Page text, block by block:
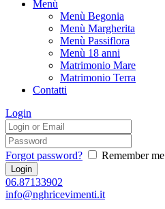
Menù
Menù Begonia
Menù Margherita
Menù Passiflora
Menù 18 anni
Matrimonio Mare
Matrimonio Terra
Contatti
Login
Forgot password? Remember me
06.87133902
info@nghricevimenti.it